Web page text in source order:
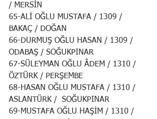
/ MERSİN
65-ALİ OĞLU MUSTAFA / 1309 /
BAKAÇ / DOĞAN
66-DURMUŞ OĞLU HASAN / 1309 /
ODABAŞ / SOĞUKPINAR
67-SÜLEYMAN OĞLU ÂDEM / 1310 /
ÖZTÜRK / PERŞEMBE
68-HASAN OĞLU MUSTAFA / 1310 /
ASLANTÜRK /  SOĞUKPINAR
69-MUSTAFA OĞLU HAŞİM / 1310 /